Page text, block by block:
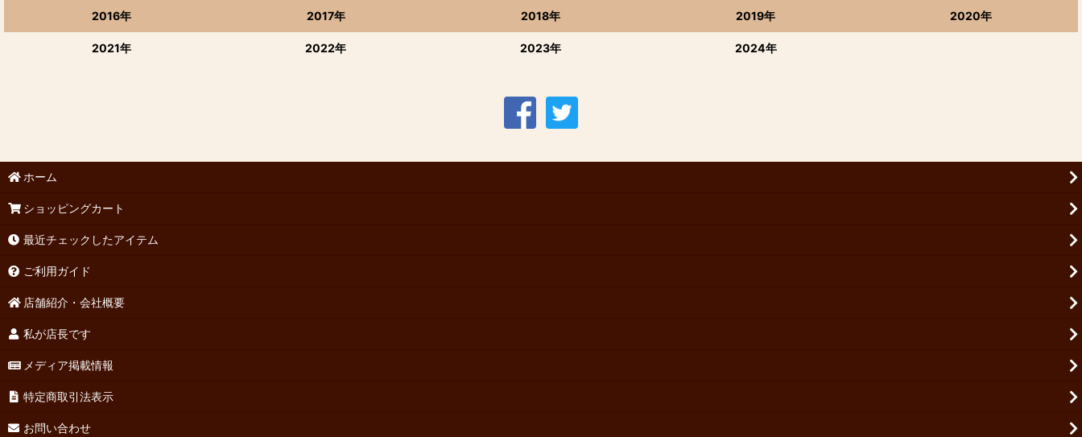
2016年 2017年 2018年 2019年 2020年
2021年 2022年 2023年 2024年
ホーム
ショッピングカート
最近チェックしたアイテム
ご利用ガイド
店舗紹介・会社概要
私が店長です
メディア掲載情報
特定商取引法表示
お問い合わせ